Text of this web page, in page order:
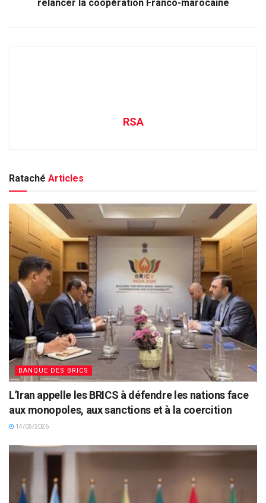
relancer la coopération Franco-marocaine
RSA
Rataché Articles
BANQUE DES BRICS
L’Iran appelle les BRICS à défendre les nations face
aux monopoles, aux sanctions et à la coercition
14/05/2026